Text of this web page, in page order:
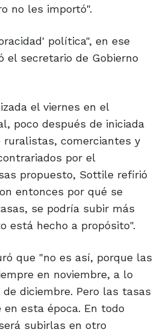
no les importó".
política", en ese
el secretario de Gobierno
el viernes en el
poco después de iniciada
ruralistas, comerciantes y
por el
propuesto, Sottile refirió
entonces por qué se
se podría subir más
está hecho a propósito".
que "no es así, porque las
en noviembre, a lo
diciembre. Pero las tasas
esta época. En todo
subirlas en otro